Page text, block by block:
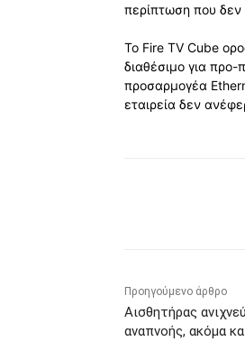
περίπτωση που δεν
Το Fire TV Cube
διαθέσιμο για προ-
προσαρμογέα
εταιρεία δεν
Προηγούμενο άρθρο
Αισθητήρας
αναπνοής, ακόμα